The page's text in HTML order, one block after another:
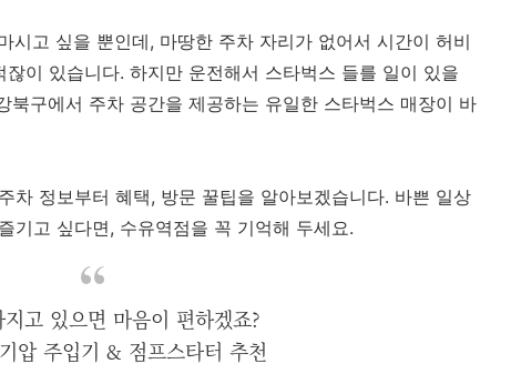
시고 싶을 뿐인데, 마땅한 주차 자리가 없어서 시간이 허비
이 있습니다. 하지만 운전해서 스타벅스 들를 일이 있을
북구에서 주차 공간을 제공하는 유일한 스타벅스 매장이 바
차 정보부터 혜택, 방문 꿀팁을 알아보겠습니다. 바쁜 일상
기고 싶다면, 수유역점을 꼭 기억해 두세요.
고 있으면 마음이 편하겠죠?
압 주입기 & 점프스타터 추천